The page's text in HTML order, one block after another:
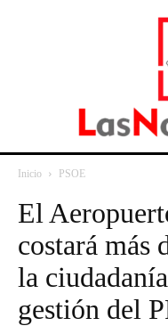
Inicio PSOE
El
costará más
la
gestión del